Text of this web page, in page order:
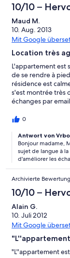
10/10 –
Maud M.
10. Aug. 2013
Mit Google
Location très
L'appartement est
de se rendre à
résidence est
s'est montrée très
échanges par
place et des
rapidement et de
anticiper avant
l'étape du
le premier jour, et
acceptés.
espagnol, mieux
0
Antwort von
Bonjour madame,
sujet de langue à
d'améliorer les
Archivierte Bewertung
10/10 –
Alain G.
10. Juli 2012
Mit Google
"L''appartement